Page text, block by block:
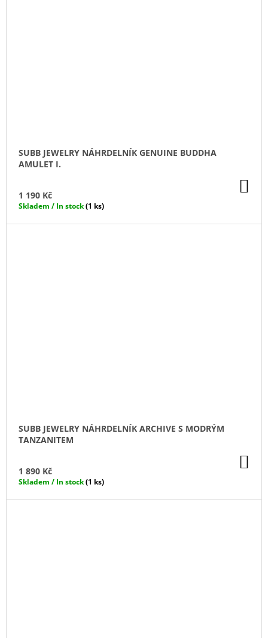
SUBB JEWELRY NÁHRDELNÍK GENUINE BUDDHA
AMULET I.
1 190 Kč
Skladem / In stock(1 ks)
SUBB JEWELRY NÁHRDELNÍK ARCHIVE S MODRÝM
TANZANITEM
1 890 Kč
Skladem / In stock(1 ks)